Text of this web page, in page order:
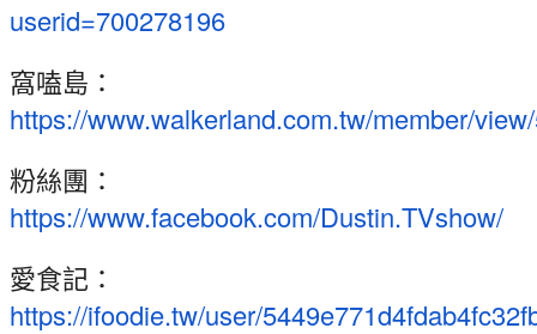
userid=700278196
窩嗑島：
https://www.walkerland.com.tw/member/
粉絲團：
https://www.facebook.com/Dustin.TVshow/
愛食記：
https://ifoodie.tw/user/